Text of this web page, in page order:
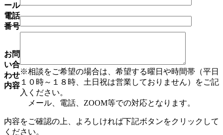
ール
電話
番号
お問
い合
わせ
内容
※相談をご希望の場合は、希望する曜日や時間帯（平日
１０時～１８時、土日祝は営業しておりません）をご記
入ください。
メール、電話、ZOOM等での対応となります。
内容をご確認の上、よろしければ下記ボタンをクリックして
ください。